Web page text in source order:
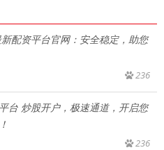
配资平台官网：安全稳定，助您
236
台 炒股开户，极速通道，开启您
236